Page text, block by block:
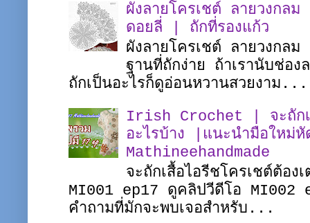
ผังลายโครเชต์ ลายวงกล
ดอยลี่ | ถักที่รองแก้ว
ผังลายโครเชต์ ลายวงกล
ฐานที่ถักง่าย ถ้าเรานับช่อง
ถักเป็นอะไรก็ดูอ่อนหวานสวยงาม...
Irish Crochet | จะถักเสื้
อะไรบ้าง |แนะนำมือใหม่
Mathineehandmade
จะถักเสื้อไอรีชโครเชต์ต้อ
MI001 ep17 ดูคลิปวีดีโอ MI002
คำถามที่มักจะพบเจอสำหรับ...